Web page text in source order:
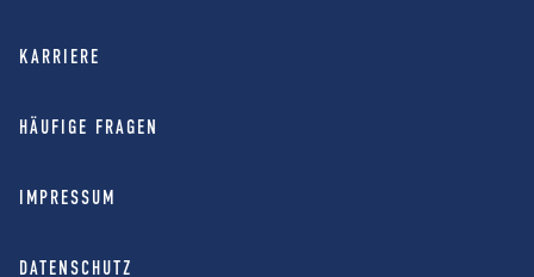
KARRIERE
HÄUFIGE FRAGEN
IMPRESSUM
DATENSCHUTZ